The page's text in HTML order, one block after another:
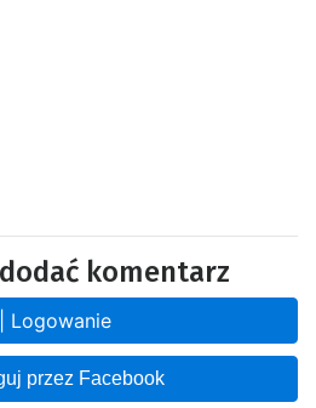
komentarz
Logowanie
przez Facebook